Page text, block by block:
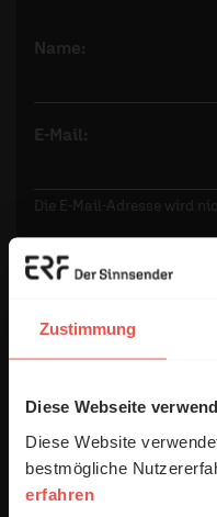
Zustimmung
Diese Webseite
Diese Website
bestmögliche
erfahren
Name:
E-Mail:
Die E-Mail-Adresse wird
Meinen Kommentar
Ich bin damit
Verbesserung
ausgewertet
Ihrer Daten an